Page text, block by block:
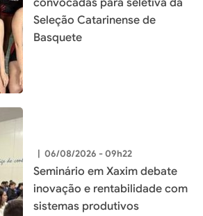
convocadas para seletiva da
Seleção Catarinense de
Basquete
| 06/08/2026 - 09h22
Seminário em Xaxim debate
inovação e rentabilidade com
sistemas produtivos